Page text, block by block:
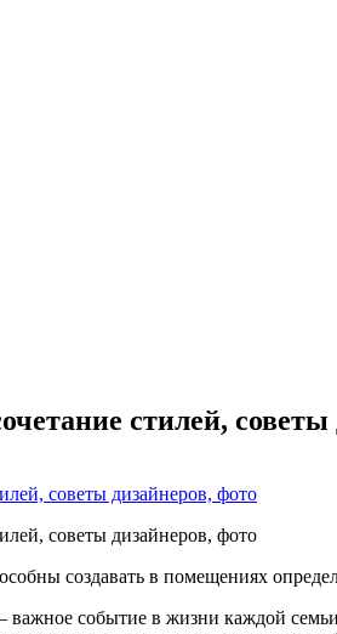
стилей, советы
создавать в помещениях
событие в жизни каждой